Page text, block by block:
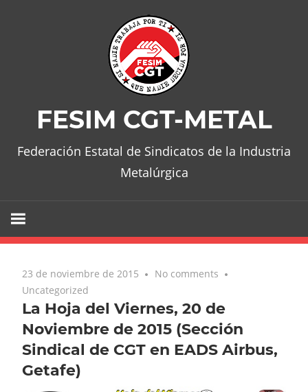
FESIM CGT-METAL
Federación Estatal de Sindicatos de la Industria
Metalúrgica
23 de noviembre de 2015
No comments
Uncategorized
La Hoja del Viernes, 20 de
Noviembre de 2015 (Sección
Sindical de CGT en EADS Airbus,
Getafe)